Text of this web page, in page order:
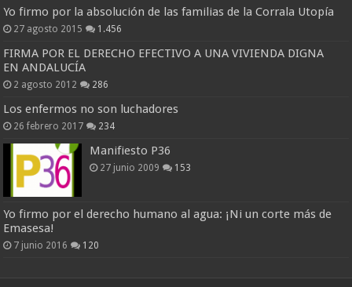
Yo firmo por la absolución de las familias de la Corrala Utopía
27 agosto 2015 1.456
FIRMA POR EL DERECHO EFECTIVO A UNA VIVIENDA DIGNA
EN ANDALUCÍA
2 agosto 2012 286
Los enfermos no son luchadores
26 febrero 2017 234
Manifiesto P36
27 junio 2009 153
Yo firmo por el derecho humano al agua: ¡Ni un corte más de
Emasesa!
7 junio 2016 120